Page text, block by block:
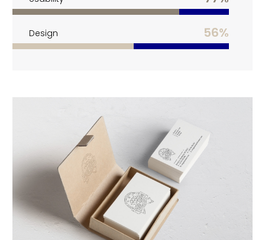
Design 56%